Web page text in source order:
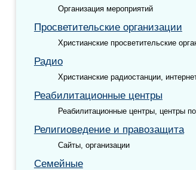
Организация мероприятий
Просветительские организации
Христианские просветительские
Радио
Христианские радиостанции,
Реабилитационные центры
Реабилитационные центры, центры
Религиоведение и правозащита
Сайты, организации
Семейные